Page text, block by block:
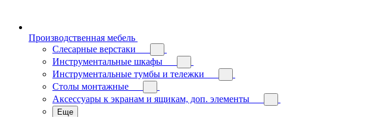
Производственная мебель
Слесарные верстаки
Инструментальные шкафы
Инструментальные тумбы и тележки
Столы монтажные
Аксессуары к экранам и ящикам, доп. элементы
Еще